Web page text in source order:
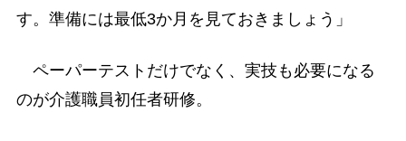
す。準備には最低3か月を見ておきましょう」
ペーパーテストだけでなく、実技も必要になる
のが介護職員初任者研修。